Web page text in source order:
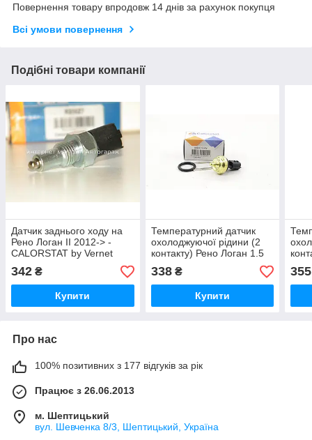
Повернення товару впродовж 14 днів за рахунок покупця
Всі умови повернення
Подібні товари компанії
Датчик заднього ходу на
Рено Логан II 2012-> -
CALORSTAT by Vernet
(Франція) RS5627
342 ₴
Купити
Температурний датчик
охолоджуючої рідини (2
контакту) Рено Логан 1.5
dCi CALORSTAT by Vernet
(Франція) WS3019
338₴
Купити
dCi
355
Про нас
100% позитивних з 177 відгуків за рік
Працює з 26.06.2013
м. Шептицький
вул. Шевченка 8/3, Шептицький, Україна